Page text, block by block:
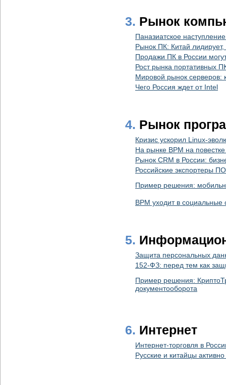
3. Рынок
Паназиатское
Рынок ПК: Китай
Продажи ПК в России
Рост рынка портативных
Мировой рынок серверов:
Чего Россия ждет от Intel
4. Рынок
Кризис ускорил Linux-
На рынке BPM на повестке
Рынок CRM в России:
Российские экспортеры
Пример решения:
ВРМ уходит в социальные
5.
Защита персональных
152-ФЗ: перед тем как
Пример решения:
документооборота
6. Интернет
Интернет-торговля в
Русские и китайцы